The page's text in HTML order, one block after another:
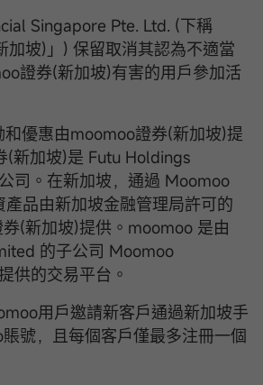
Singapore Pte. Ltd. (下稱
加坡)」) 保留取消其認為不適當
證券(新加坡)有害的用戶參加活
優惠由moomoo證券(新加坡)提
(新加坡)是 Futu Holdings
司。在新加坡，通過 Moomoo
品由新加坡金融管理局許可的
(新加坡)提供。moomoo 是由
的子公司 Moomoo
供的交易平台。
用戶邀請新客戶通過新加坡手
號，且每個客戶僅最多注冊一個